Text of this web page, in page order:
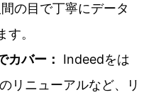
の目で丁寧にデータ
。
カバー：
Indeedをは
リニューアルなど、リ